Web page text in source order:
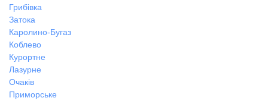
Грибівка
Затока
Каролино-Бугаз
Коблево
Курортне
Лазурне
Очаків
Приморське